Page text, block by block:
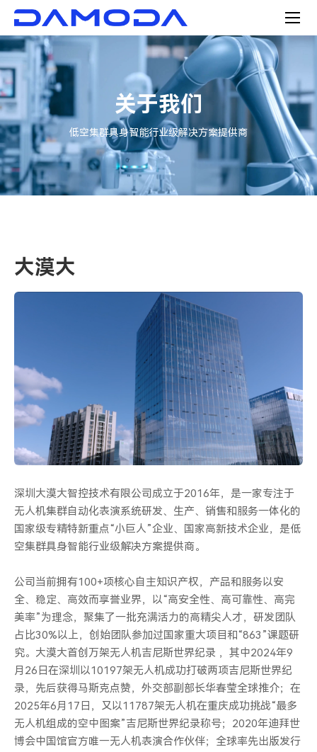
关于我们
低空集群具身智能行业级解决方案提供商
大漠大
深圳大漠大智控技术有限公司成立于2016年，是一家专注于
无人机集群自动化表演系统研发、生产、销售和服务一体化的
国家级专精特新重点“小巨人”企业、国家高新技术企业，是低
空集群具身智能行业级解决方案提供商。
公司当前拥有100+项核心自主知识产权，产品和服务以安
全、稳定、高效而享誉业界，以“高安全性、高可靠性、高完
美率”为理念，聚集了一批充满活力的高精尖人才，研发团队
占比30%以上，创始团队参加过国家重大项目和“863”课题研
究。大漠大首创万架无人机吉尼斯世界纪录 ，其中2024年9
月26日在深圳以10197架无人机成功打破两项吉尼斯世界纪
录，先后获得马斯克点赞，外交部副部长华春莹全球推介；在
2025年6月17日，又以11787架无人机在重庆成功挑战“最多
无人机组成的空中图案”吉尼斯世界纪录称号；2020年迪拜世
博会中国馆官方唯一无人机表演合作伙伴；全球率先出版发行
2024
大漠大3000架无人机登陆2024年央视春晚沈阳分会场，
并获颁中央广播电视总台感谢信
2024年9月3日，大漠大7598架无人机在延吉市打破“最多
无人机组成的空中图案”吉尼斯世界纪录
2024年9月26日，大漠大10197架无人机成功打破两项吉
尼斯世界纪录，并获得马斯克、外交部副部长华春莹点赞
2025
2025亮相央视春晚重庆、无锡分会场
续破吉尼斯世界纪录
获批筹建文化和旅游部技术创新中心建设单位
荣获广东省制造业单项冠军企业
2026亮相央视春晚宜宾分会场
2016
大漠大成立
研发自主版本的无人机飞行控制系统试飞成功
2016 年 7 月中国首场无人机集群表演——《红星照耀中
2017-2018
2017年7月 全球第一个世界级主题公园驻场表演（珠海长
2017年11月 全球第一个大型无人机焰火集群表演（浏阳
国际烟花大会）
2018年7月 全球第一个无人机孔明灯集群表演（北京古北
水镇）
2018年12月 吉林长白山，业界第一个在高寒和高海拔条
件下，推出中国风灯笼无人机集群表演
2019-2020
2020年9月 以单一地面站控制 3051 架飞机，打破吉尼斯